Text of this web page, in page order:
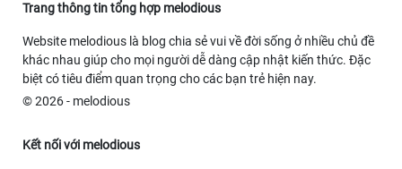
Trang thông tin tổng hợp melodious
Website melodious là blog chia sẻ vui về đời sống ở nhiều chủ đề
khác nhau giúp cho mọi người dễ dàng cập nhật kiến thức. Đặc
biệt có tiêu điểm quan trọng cho các bạn trẻ hiện nay.
© 2026 - melodious
Kết nối với melodious